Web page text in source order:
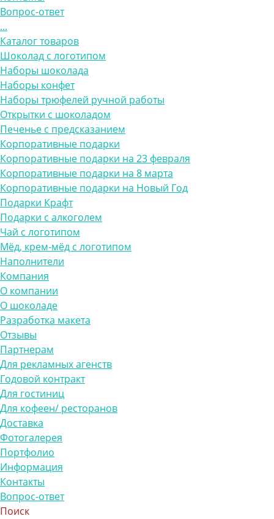
Вопрос-ответ
...
Каталог товаров
Шоколад с логотипом
Наборы шоколада
Наборы конфет
Наборы трюфелей ручной работы
Открытки с шоколадом
Печенье с предсказанием
Корпоративные подарки
Корпоративные подарки на 23 февраля
Корпоративные подарки на 8 марта
Корпоративные подарки на Новый Год
Подарки Крафт
Подарки с алкоголем
Чай с логотипом
Мёд, крем-мёд с логотипом
Наполнители
Компания
О компании
О шоколаде
Разработка макета
Отзывы
Партнерам
Для рекламных агенств
Годовой контракт
Для гостиниц
Для кофеен/ ресторанов
Доставка
Фотогалерея
Портфолио
Информация
Контакты
Вопрос-ответ
Поиск